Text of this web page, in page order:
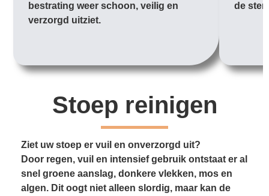
bestrating weer schoon, veilig en
verzorgd uitziet.
de
Stoep reinigen
Ziet uw stoep er vuil en onverzorgd uit?
Door regen, vuil en intensief gebruik ontstaat er al
snel groene aanslag, donkere vlekken, mos en
algen. Dit oogt niet alleen slordig, maar kan de